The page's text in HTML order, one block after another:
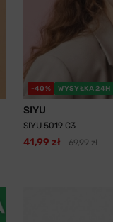
-40% WYSYŁKA 24H
SIYU
SIYU 5019 C3
41,99 zł 69,99 zł